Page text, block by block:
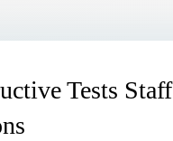
Tests Staff